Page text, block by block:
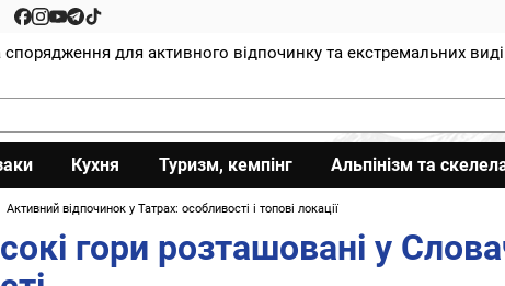
для активного відпочинку та екстремальних
Кухня Туризм, кемпінг Альпінізм та
Активний відпочинок у Татрах: особливості і топові локації
гори розташовані у